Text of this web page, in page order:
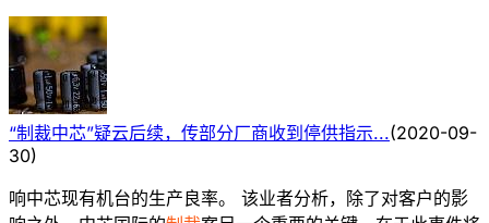
“制裁中芯”疑云后续，传部分厂商收到停供指示...(2020-09-
30)
响中芯现有机台的生产良率。 该业者分析，除了对客户的影